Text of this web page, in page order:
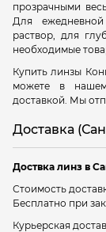
прозрачными
Для ежедневной
раствор, для
необходимые
Купить линзы
можете в
доставкой. Мы
Доставка
Доствка линз в
Стоимость
Бесплатно при
Курьерская